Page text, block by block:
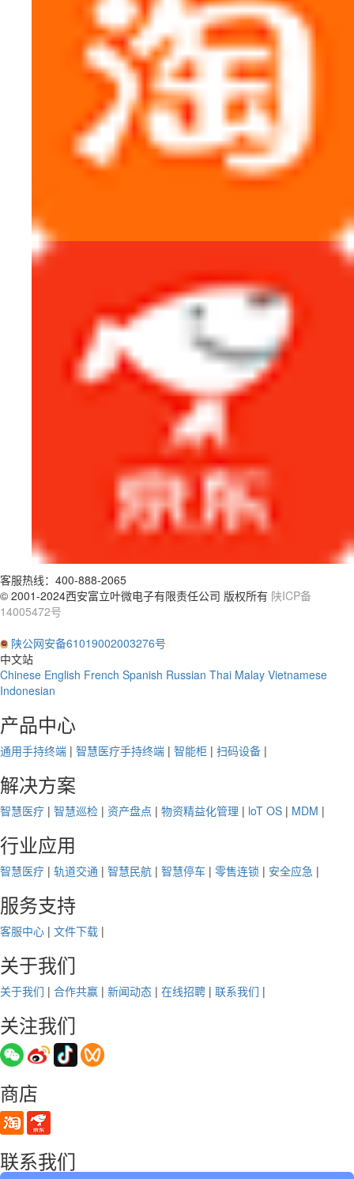
客服热线： 400-888-2065
© 2001-2024西安富立叶微电子有限责任公司 版权所有 陕ICP备
14005472号
陕公网安备61019002003276号
中文站
Chinese English French Spanish Russian Thai Malay Vietnamese
Indonesian
产品中心
通用手持终端 | 智慧医疗手持终端 | 智能柜 | 扫码设备 |
解决方案
智慧医疗 | 智慧巡检 | 资产盘点 | 物资精益化管理 | loT OS | MDM |
行业应用
智慧医疗 | 轨道交通 | 智慧民航 | 智慧停车 | 零售连锁 | 安全应急 |
服务支持
客服中心 | 文件下载 |
关于我们
关于我们 | 合作共赢 | 新闻动态 | 在线招聘 | 联系我们 |
关注我们
商店
联系我们